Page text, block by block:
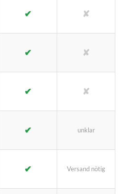
✔ ✘
✔ ✘
✔ ✘
✔ unklar
✔ Versand nötig